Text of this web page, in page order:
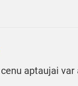
aptaujai